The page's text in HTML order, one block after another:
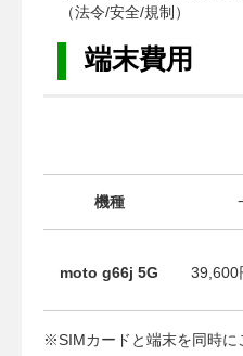
（法令/安全/規制）
端末費用
機種
moto g66j 5G 39,600
※SIMカードと端末を同時に